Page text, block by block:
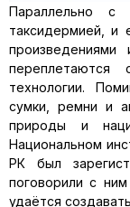
Параллельно с
таксидермией, и
произведениями
переплетаются
технологии.
сумки, ремни и
природы и
Национальном
РК был
поговорили с
удаётся